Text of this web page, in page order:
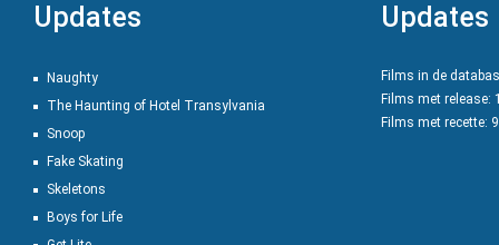
Updates
Naughty
The Haunting of Hotel Transylvania
Snoop
Fake Skating
Skeletons
Boys for Life
Updates
Films in de
Films met release:
Films met recette: